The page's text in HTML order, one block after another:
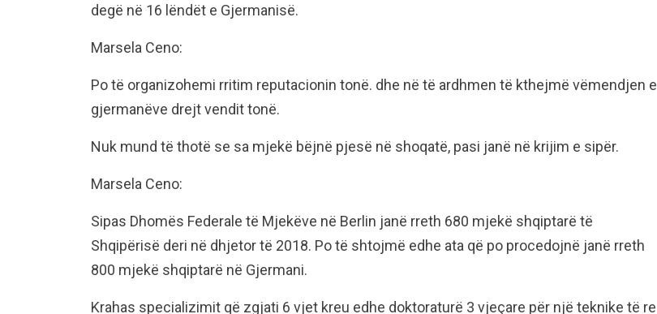
degë në 16 lëndët e Gjermanisë.
Marsela Ceno:
Po të organizohemi rritim reputacionin tonë. dhe në të ardhmen të kthejmë vëmendjen e
gjermanëve drejt vendit tonë.
Nuk mund të thotë se sa mjekë bëjnë pjesë në shoqatë, pasi janë në krijim e sipër.
Marsela Ceno:
Sipas Dhomës Federale të Mjekëve në Berlin janë rreth 680 mjekë shqiptarë të
Shqipërisë deri në dhjetor të 2018. Po të shtojmë edhe ata që po procedojnë janë rreth
800 mjekë shqiptarë në Gjermani.
Krahas specializimit që zgjati 6 vjet kreu edhe doktoraturë 3 vjeçare për një teknike të re